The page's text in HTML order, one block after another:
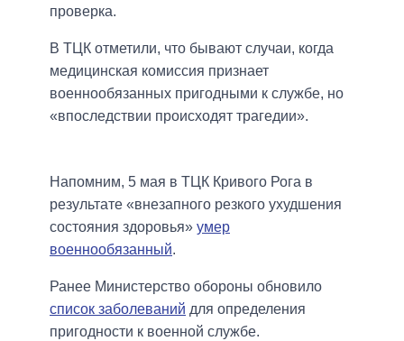
проверка.
В ТЦК отметили, что бывают случаи, когда
медицинская комиссия признает
военнообязанных пригодными к службе, но
«впоследствии происходят трагедии».
Напомним, 5 мая в ТЦК Кривого Рога в
результате «внезапного резкого ухудшения
состояния здоровья» умер
военнообязанный.
Ранее Министерство обороны обновило
список заболеваний для определения
пригодности к военной службе.